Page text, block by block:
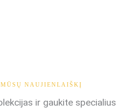
NAUJIENLAIŠKĮ
ir gaukite specialius